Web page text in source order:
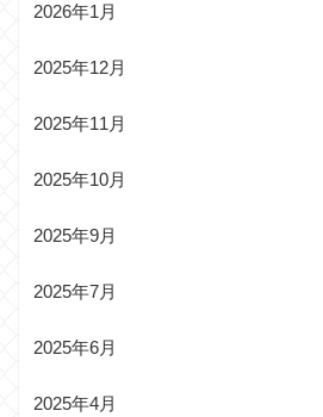
2026年1月
2025年12月
2025年11月
2025年10月
2025年9月
2025年7月
2025年6月
2025年4月